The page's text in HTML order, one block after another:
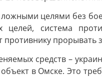
целями без
целей, система
противнику прорывать
средств –
в Омске. Это